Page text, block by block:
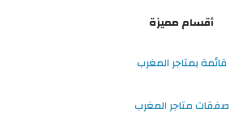
أقسام مميزة
قائمة بمتاجر المغرب
صفقات متاجر المغرب